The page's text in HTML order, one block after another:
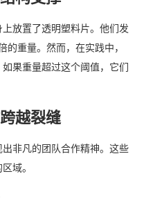
放置了透明塑料片。他们发
的重量。然而，在实践中，
果重量超过这个阈值，它们
越裂缝
非凡的团队合作精神。这些
域。